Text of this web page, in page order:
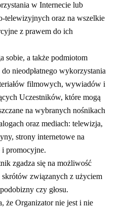
w Internecie lub
telewizyjnych oraz na wszelkie
z prawem do ich
sobie, a także podmiotom
nieodpłatnego wykorzystania
filmowych, wywiadów i
Uczestników, które mogą
na wybranych nośnikach
oraz mediach: telewizja,
strony internetowe na
promocyjne.
zgadza się na możliwość
związanych z użyciem
czy głosu.
że Organizator nie jest i nie